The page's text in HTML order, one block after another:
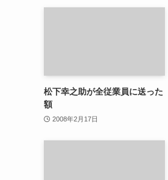
松下幸之助が全従業員に送った
額
2008年2月17日